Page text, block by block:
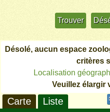
Désolé, aucun espace
critères
Localisation
Veuillez élargir
Carte Liste